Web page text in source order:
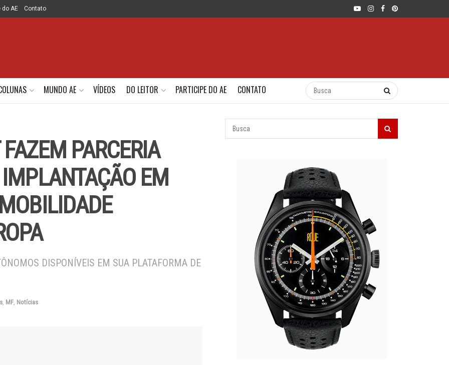
do AE Contato
MUNDO AE VÍDEOS DO LEITOR PARTICIPE DO AE CONTATO
PARCERIA
EM
DISPONÍVEIS EM SUA PLATAFORMA DE
, MF, Notícias